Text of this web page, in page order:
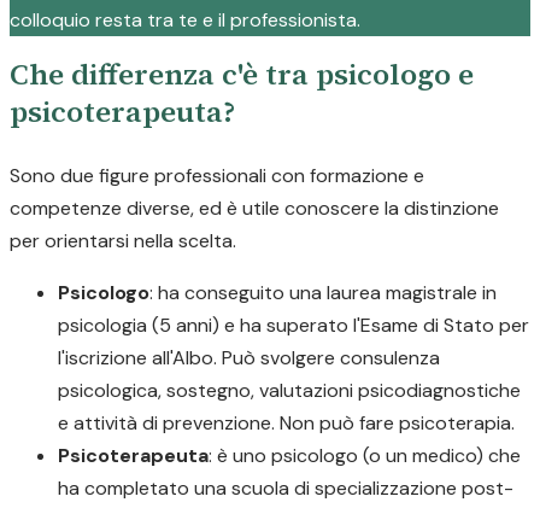
colloquio resta tra te e il professionista.
Che differenza c'è tra psicologo e
psicoterapeuta?
Sono due figure professionali con formazione e
competenze diverse, ed è utile conoscere la distinzione
per orientarsi nella scelta.
Psicologo: ha conseguito una laurea magistrale in
psicologia (5 anni) e ha superato l'Esame di Stato per
l'iscrizione all'Albo. Può svolgere consulenza
psicologica, sostegno, valutazioni psicodiagnostiche
e attività di prevenzione. Non può fare psicoterapia.
Psicoterapeuta: è uno psicologo (o un medico) che
ha completato una scuola di specializzazione post-